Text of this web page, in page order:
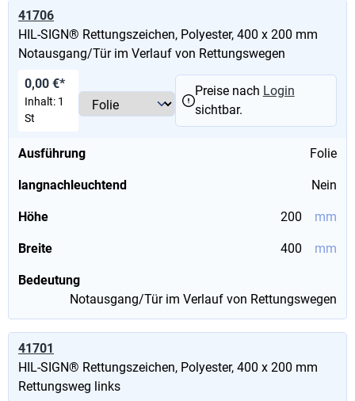
41706
HIL-SIGN® Rettungszeichen, Polyester, 400 x 200 mm
Notausgang/Tür im Verlauf von Rettungswegen
Ausführung Folie
langnachleuchtend Nein
Höhe 200 mm
Breite 400 mm
Bedeutung
Notausgang/Tür im Verlauf von Rettungswegen
0,00 €*
Inhalt: 1
St
Preise nach Login
sichtbar.
41701
HIL-SIGN® Rettungszeichen, Polyester, 400 x 200 mm
Rettungsweg links